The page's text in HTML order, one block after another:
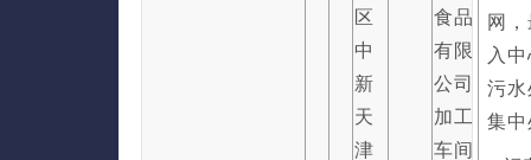
区
中
新
天
津
食品
有限
公司
加工
车间
网
入
污
集